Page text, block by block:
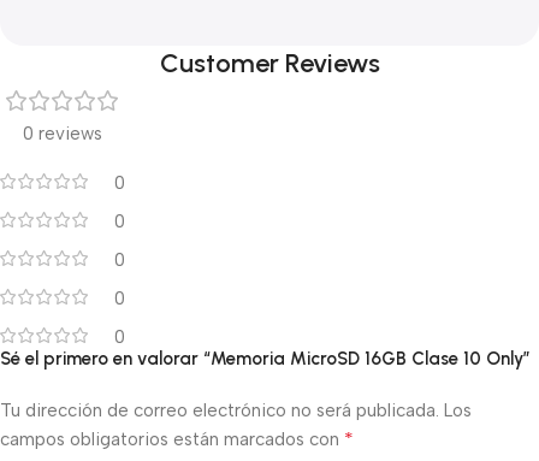
Customer Reviews
0 reviews
0
0
0
0
0
Sé el primero en valorar “Memoria MicroSD 16GB Clase 10 Only”
Tu dirección de correo electrónico no será publicada. Los
campos obligatorios están marcados con *